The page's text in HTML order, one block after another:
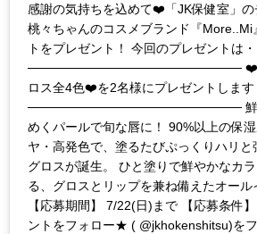
感謝の気持ちを込めて❤️「JK保健室」
桃々ちゃんのコスメブランド『More..Mi
トをプレゼント！ 今回のプレゼントは・
──────────────────────── ❤️シ
ロス全4色❤️を2名様にプレゼントします
──────────────────────── 鮮
めくパールで旬な唇に！ 90%以上の保
ヤ・高発色で、塗るたびぷっくりハリ
グロスが誕生。 ひと塗りで鮮やかなカ
る、グロスとリップを兼ね備えたオール
【応募期間】 7/22(日)まで 【応募条件
ントをフォロー★ ( @jkhokenshitsu)を